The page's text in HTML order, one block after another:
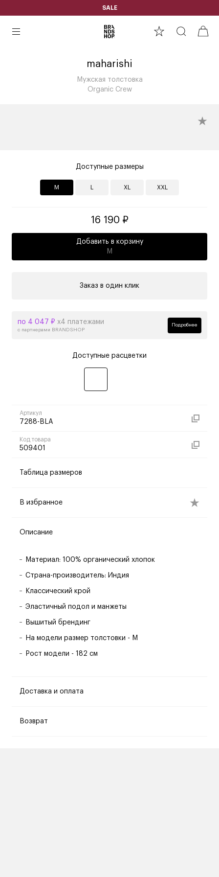
SALE
maharishi
Мужская толстовка
Organic Crew
Доступные размеры
M XL XXL
16 190 ₽
Добавить в корзину
M
Заказ в один клик
по 4 047 ₽ х4 платежами
с партнерами BRANDSHOP
Подробнее
Доступные расцветки
Артикул
7288-BLA
Код товара
509401
Таблица размеров
В избранное
Описание
Материал: 100% органический хлопок
Страна-производитель: Индия
Классический крой
Эластичный подол и манжеты
Вышитый брендинг
На модели размер толстовки - M
Рост модели - 182 см
Доставка и оплата
Возврат